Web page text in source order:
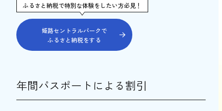
ふるさと納税で特別な体験をしたい方必見！
姫路セントラルパークで
ふるさと納税をする
年間パスポートによる割引